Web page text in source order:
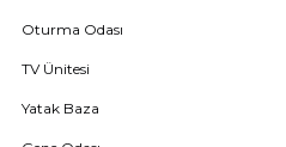
Oturma Odası
TV Ünitesi
Yatak Baza